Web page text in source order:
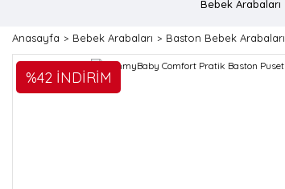
Bebek Arabaları
Anasayfa Bebek Arabaları Baston Bebek Arabaları
%42 İNDİRİM